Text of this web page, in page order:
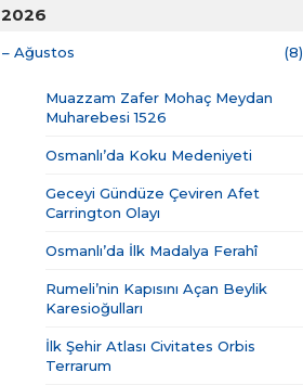
2026
– Ağustos (8)
Muazzam Zafer Mohaç Meydan
Muharebesi 1526
Osmanlı’da Koku Medeniyeti
Geceyi Gündüze Çeviren Afet
Carrington Olayı
Osmanlı’da İlk Madalya Ferahî
Rumeli’nin Kapısını Açan Beylik
Karesioğulları
İlk Şehir Atlası Civitates Orbis
Terrarum